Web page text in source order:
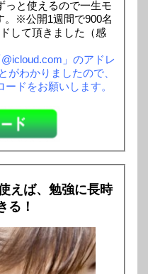
っと使えるので一生モ
。※公開1週間で900名
して頂きました（感
」のアドレ
がわかりましたので、
ドをお願いします。
ば、勉強に長時
る！